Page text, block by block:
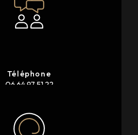
Téléphone
06 64 97 51 22